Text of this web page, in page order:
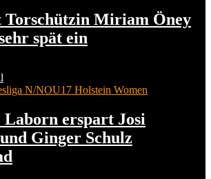
Torschützin Miriam Öney
spät ein
N/NOU17 Holstein Women
Laborn erspart Josi
Ginger Schulz